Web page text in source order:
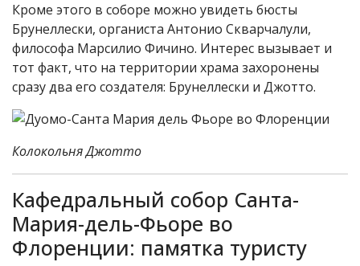
Кроме этого в соборе можно увидеть бюсты
Брунеллески, органиста Антонио Скварчалули,
философа Марсилио Фичино. Интерес вызывает и
тот факт, что на территории храма захоронены
сразу два его создателя: Брунеллески и Джотто.
Колокольня Джотто
Кафедральный собор Санта-
Мария-дель-Фьоре во
Флоренции: памятка туристу